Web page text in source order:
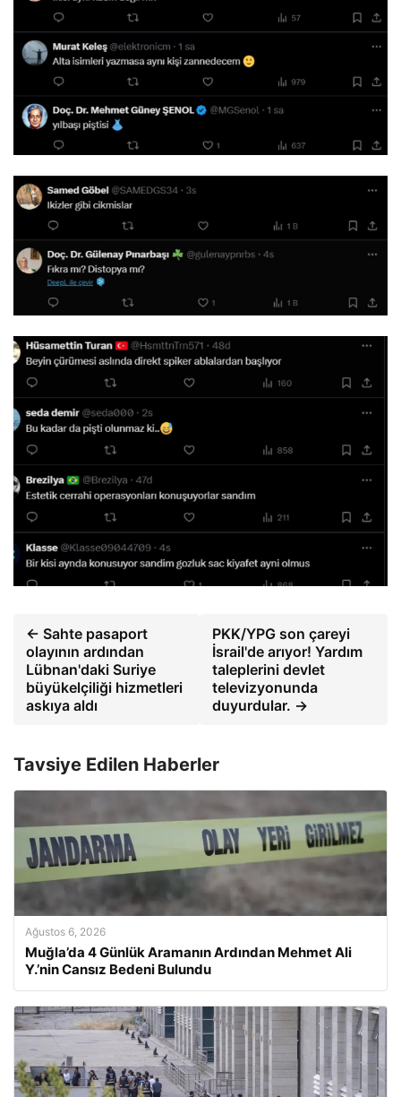
← Sahte pasaport
olayının ardından
Lübnan'daki Suriye
büyükelçiliği hizmetleri
askıya aldı
PKK/YPG son çareyi
İsrail'de arıyor! Yardım
taleplerini devlet
televizyonunda
duyurdular. →
Tavsiye Edilen Haberler
Ağustos 6, 2026
Muğla’da 4 Günlük Aramanın Ardından Mehmet Ali
Y.’nin Cansız Bedeni Bulundu